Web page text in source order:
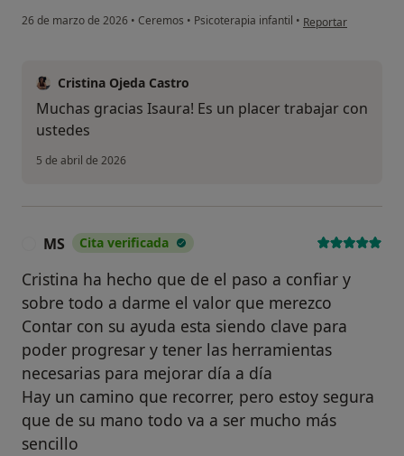
26 de marzo de 2026 • Ceremos • Psicoterapia infantil • en opinión del
Reportar
Cristina Ojeda Castro
Muchas gracias Isaura! Es un placer trabajar con
ustedes
5 de abril de 2026
MS Cita verificada
Cristina ha hecho que de el paso a confiar y
sobre todo a darme el valor que merezco
Contar con su ayuda esta siendo clave para
poder progresar y tener las herramientas
necesarias para mejorar día a día
Hay un camino que recorrer, pero estoy segura
que de su mano todo va a ser mucho más
sencillo
Continuar